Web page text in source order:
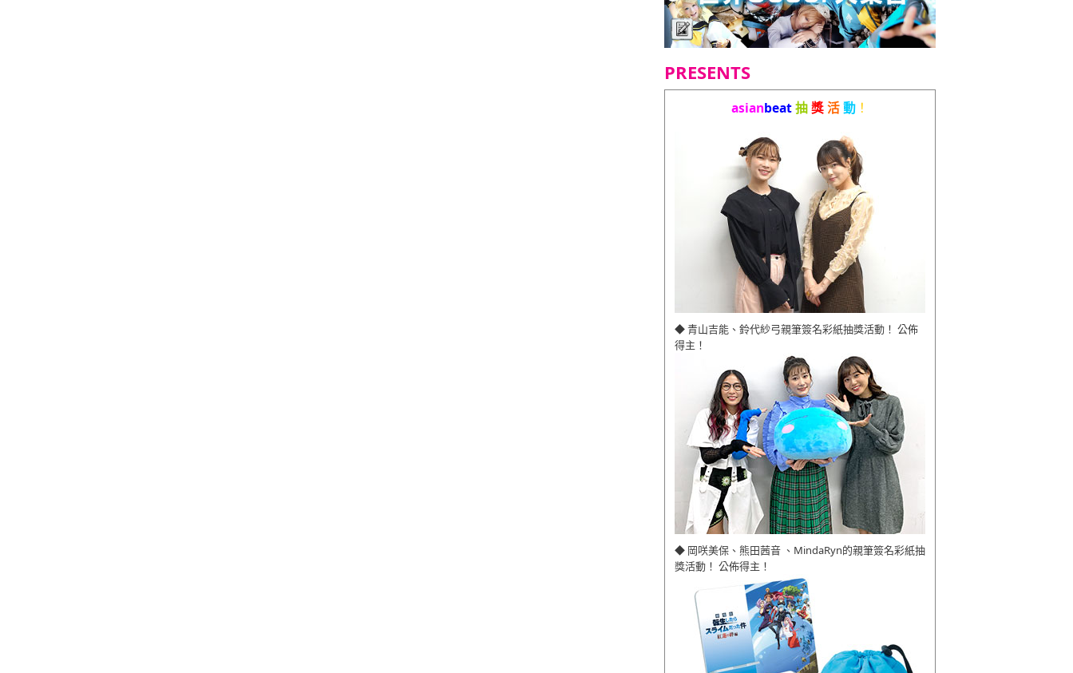
PRESENTS
asianbeat抽獎活動 ！
◆ 青山吉能、鈴代紗弓親筆簽名彩紙抽獎活動！ 公佈
得主！
◆ 岡咲美保、熊田茜音 、MindaRyn的親筆簽名彩紙抽
獎活動！ 公佈得主！